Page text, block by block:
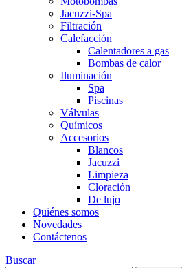
Jacuzzi-Spa
Filtración
Calefacción
Calentadores a gas
Bombas de calor
Iluminación
Spa
Piscinas
Válvulas
Químicos
Accesorios
Blancos
Jacuzzi
Limpieza
Cloración
De lujo
Quiénes somos
Novedades
Contáctenos
Buscar